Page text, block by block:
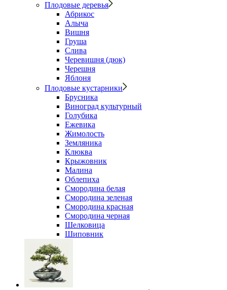
Плодовые деревья
Абрикос
Алыча
Вишня
Груша
Слива
Черевишня (дюк)
Черешня
Яблоня
Плодовые кустарники
Брусника
Виноград культурный
Голубика
Ежевика
Жимолость
Земляника
Клюква
Крыжовник
Малина
Облепиха
Смородина белая
Смородина зеленая
Смородина красная
Смородина черная
Шелковица
Шиповник